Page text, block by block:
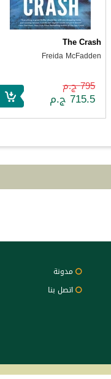
The Crash
Freida McFadden
795 ج.م
715.5 ج.م
مدونة
اتصل بنا